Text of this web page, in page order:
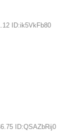
ID:ik5VkFb80
ID:QSAZbRij0